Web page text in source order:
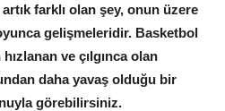
farklı olan şey, onun üzere
gelişmeleridir. Basketbol
ve çılgınca olan
daha yavaş olduğu bir
görebilirsiniz.